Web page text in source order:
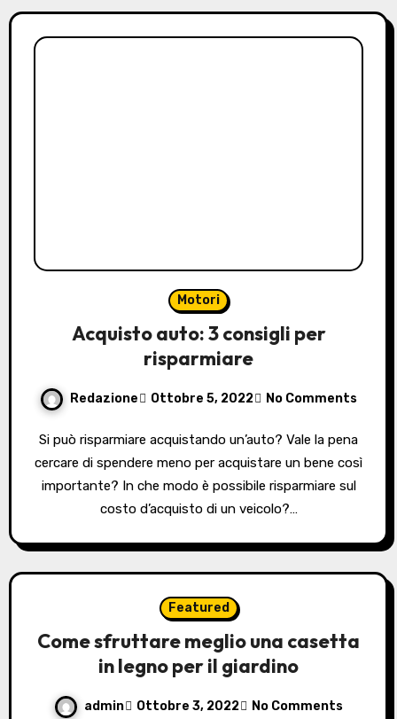
Motori
Acquisto auto: 3 consigli per
risparmiare
Redazione Ottobre 5, 2022 No Comments
Si può risparmiare acquistando un’auto? Vale la pena
cercare di spendere meno per acquistare un bene così
importante? In che modo è possibile risparmiare sul
costo d’acquisto di un veicolo?…
Featured
Come sfruttare meglio una casetta
in legno per il giardino
admin Ottobre 3, 2022 No Comments